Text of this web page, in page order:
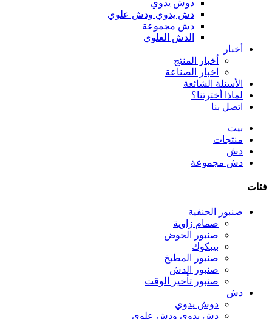
دوش يدوي
دش يدوي ودش علوي
دش مجموعة
الدش العلوي
أخبار
أخبار المنتج
اخبار الصناعة
الأسئلة الشائعة
لماذا أخترتنا؟
اتصل بنا
بيت
منتجات
دش
دش مجموعة
فئات
صنبور الحنفية
صمام زاوية
صنبور الحوض
بيبكوك
صنبور المطبخ
صنبور الدش
صنبور تأخير الوقت
دش
دوش يدوي
دش يدوي ودش علوي